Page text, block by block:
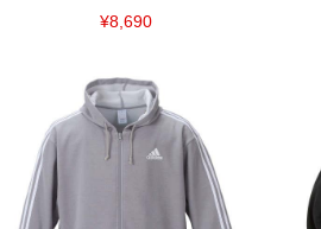
いている、極端なデザインが施されている等)
ンピュータ画面）によって、商品の色味が若干異
※当店での掲載商品は、実店鋪と在庫を共用して
舗からのお取り寄せ等により、お客様にご迷惑を
す。そのようなことがない様最大限に努めており
連絡させて頂きますので予めご了承ください。
¥8,690